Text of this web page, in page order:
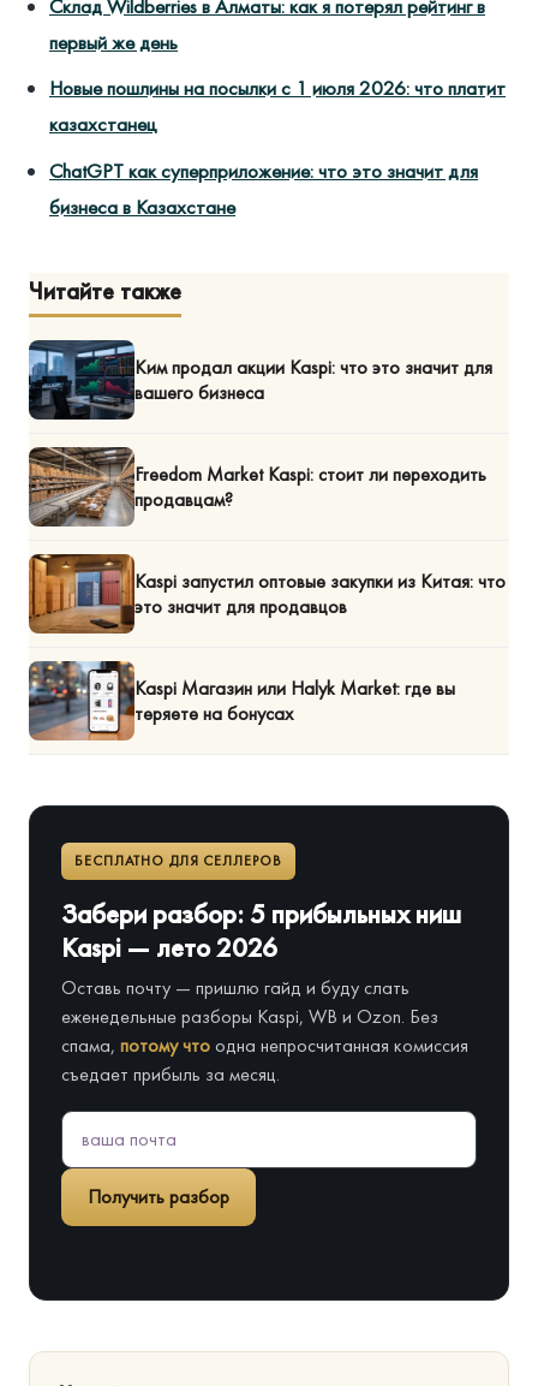
Склад Wildberries в Алматы: как я потерял рейтинг в
первый же день
Новые пошлины на посылки с 1 июля 2026: что платит
казахстанец
ChatGPT как суперприложение: что это значит для
бизнеса в Казахстане
Читайте также
Ким продал акции Kaspi: что это значит для
вашего бизнеса
Freedom Market Kaspi: стоит ли переходить
продавцам?
Kaspi запустил оптовые закупки из Китая: что
это значит для продавцов
Kaspi Магазин или Halyk Market: где вы
теряете на бонусах
БЕСПЛАТНО ДЛЯ СЕЛЛЕРОВ
Забери разбор: 5 прибыльных ниш
Kaspi — лето 2026
Оставь почту — пришлю гайд и буду слать
еженедельные разборы Kaspi, WB и Ozon. Без
спама, потому чтоодна непросчитанная комиссия
съедает прибыль за месяц.
Получить разбор